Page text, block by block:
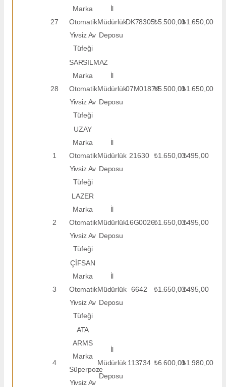
27
Marka
Otomatik
Yivsiz Av
Tüfeği
İl
Müdürlük
Deposu
DK78305₺5.500,00₺1.650,00
28
SARSILMAZ
Marka
Otomatik
Yivsiz Av
Tüfeği
İl
Müdürlük
Deposu
07M01874₺5.500,00₺1.650,00
1
UZAY
Marka
Otomatik
Yivsiz Av
Tüfeği
İl
Müdürlük
Deposu
21630 ₺1.650,00₺495,00
2
LAZER
Marka
Otomatik
Yivsiz Av
Tüfeği
İl
Müdürlük
Deposu
16G0026₺1.650,00₺495,00
3
ÇİFSAN
Marka
Otomatik
Yivsiz Av
Tüfeği
İl
Müdürlük
Deposu
6642 ₺1.650,00₺495,00
4
ATA
ARMS
Marka
Süperpoze
Yivsiz Av
İl
Müdürlük
Deposu
113734 ₺6.600,00₺1.980,00